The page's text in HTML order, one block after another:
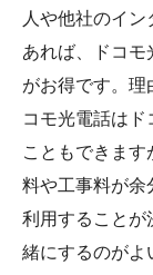
人や他社のイ
あれば、ドコモ
がお得です。理
コモ光電話は
こともできま
料や工事料が余
利用することが
緒にするのがよ